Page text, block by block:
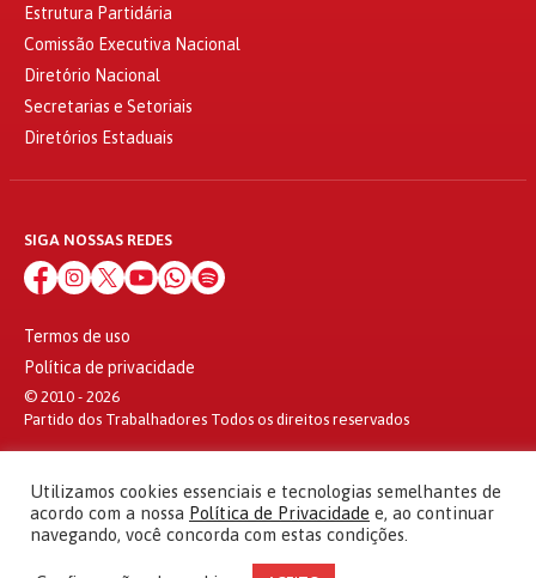
Estrutura Partidária
Comissão Executiva Nacional
Diretório Nacional
Secretarias e Setoriais
Diretórios Estaduais
SIGA NOSSAS REDES
Termos de uso
Política de privacidade
© 2010 - 2026
Partido dos Trabalhadores Todos os direitos reservados
Utilizamos cookies essenciais e tecnologias semelhantes de
acordo com a nossa Política de Privacidade e, ao continuar
navegando, você concorda com estas condições.